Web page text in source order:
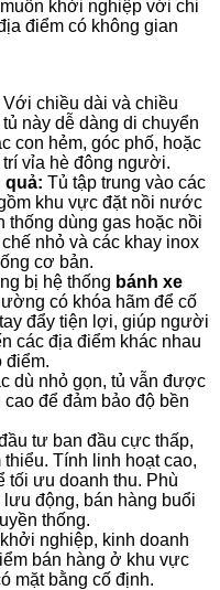
khởi nghiệp với chi
điểm có không gian
Với chiều dài và chiều
này dễ dàng di chuyển
con hẻm, góc phố, hoặc
vỉa hè đông người.
quả: Tủ tập trung vào các
khu vực đặt nồi nước
thống dùng gas hoặc nồi
nhỏ và các khay inox
cơ bản.
bị hệ thống bánh xe
có khóa hãm để cố
đẩy tiện lợi, giúp người
các địa điểm khác nhau
điểm.
dù nhỏ gọn, tủ vẫn được
để đảm bảo độ bền
tư ban đầu cực thấp,
Tính linh hoạt cao,
tối ưu doanh thu. Phù
động, bán hàng buổi
thống.
nghiệp, kinh doanh
bán hàng ở khu vực
mặt bằng cố định.